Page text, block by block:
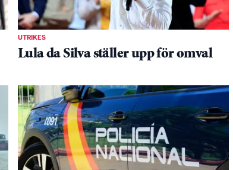
UTRIKES
Lula da Silva ställer upp för omval